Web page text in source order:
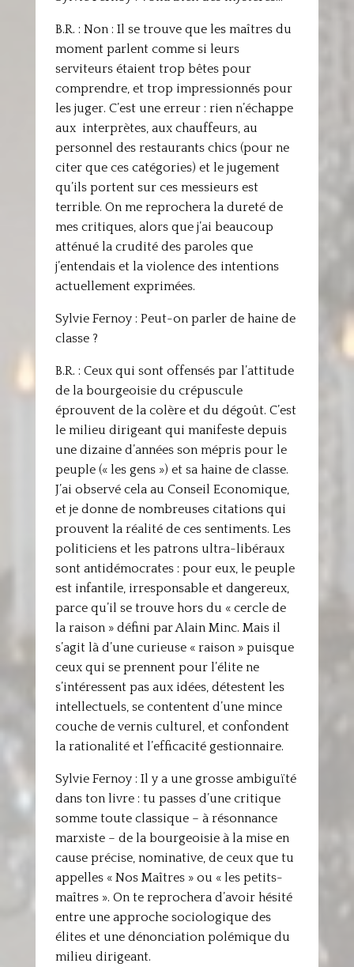
B.R. : Non : Il se trouve que les maîtres du
moment parlent comme si leurs
serviteurs étaient trop bêtes pour
comprendre, et trop impressionnés pour
les juger. C’est une erreur : rien n’échappe
aux interprètes, aux chauffeurs, au
personnel des restaurants chics (pour ne
citer que ces catégories) et le jugement
qu’ils portent sur ces messieurs est
terrible. On me reprochera la dureté de
mes critiques, alors que j’ai beaucoup
atténué la crudité des paroles que
j’entendais et la violence des intentions
actuellement exprimées.
Sylvie Fernoy : Peut-on parler de haine de
classe ?
B.R. : Ceux qui sont offensés par l’attitude
de la bourgeoisie du crépuscule
éprouvent de la colère et du dégoût. C’est
le milieu dirigeant qui manifeste depuis
une dizaine d’années son mépris pour le
peuple (« les gens ») et sa haine de classe.
J’ai observé cela au Conseil Economique,
et je donne de nombreuses citations qui
prouvent la réalité de ces sentiments. Les
politiciens et les patrons ultra-libéraux
sont antidémocrates : pour eux, le peuple
est infantile, irresponsable et dangereux,
parce qu’il se trouve hors du « cercle de
la raison » défini par Alain Minc. Mais il
s’agit là d’une curieuse « raison » puisque
ceux qui se prennent pour l’élite ne
s’intéressent pas aux idées, détestent les
intellectuels, se contentent d’une mince
couche de vernis culturel, et confondent
la rationalité et l’efficacité gestionnaire.
Sylvie Fernoy : Il y a une grosse ambiguïté
dans ton livre : tu passes d’une critique
somme toute classique – à résonnance
marxiste – de la bourgeoisie à la mise en
cause précise, nominative, de ceux que tu
appelles « Nos Maîtres » ou « les petits-
maîtres ». On te reprochera d’avoir hésité
entre une approche sociologique des
élites et une dénonciation polémique du
milieu dirigeant.